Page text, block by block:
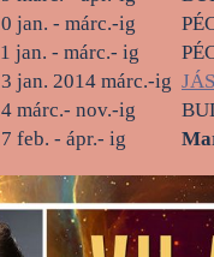
jan. - márc.-ig
jan. - márc.- ig
jan. 2014 márc.-ig
márc.- nov.-ig
feb. - ápr.- ig